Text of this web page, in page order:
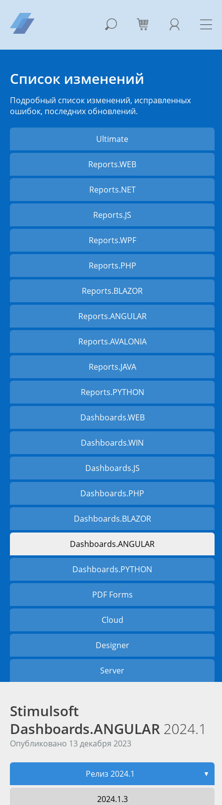
Список изменений
Подробный список изменений, исправленных
ошибок, последних обновлений.
Ultimate
Reports.WEB
Reports.NET
Reports.JS
Reports.WPF
Reports.PHP
Reports.BLAZOR
Reports.ANGULAR
Reports.AVALONIA
Reports.JAVA
Reports.PYTHON
Dashboards.WEB
Dashboards.WIN
Dashboards.JS
Dashboards.PHP
Dashboards.BLAZOR
Dashboards.ANGULAR
Dashboards.PYTHON
PDF Forms
Cloud
Designer
Server
Stimulsoft
Dashboards.ANGULAR 2024.1
Опубликовано 13 декабря 2023
Релиз 2024.1 ▼
2024.1.3